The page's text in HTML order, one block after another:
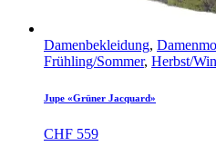
Damenbekleidung,
Frühling/Sommer, Herbst/
Jupe «Grüner Jacquard»
CHF 559